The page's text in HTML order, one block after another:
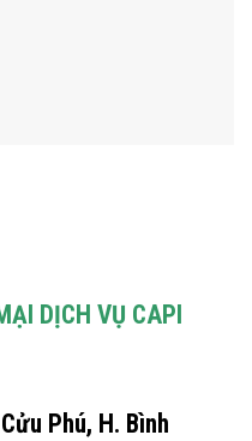
DỊCH VỤ CAPI
Phú, H. Bình